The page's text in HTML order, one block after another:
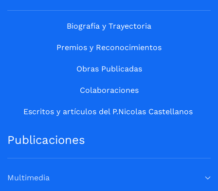
Biografía y Trayectoria
Premios y Reconocimientos
Obras Publicadas
Colaboraciones
Escritos y artículos del P.Nicolas Castellanos
Publicaciones
Multimedia